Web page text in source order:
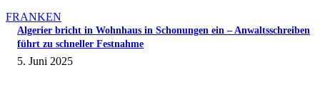
FRANKEN
Algerier bricht in Wohnhaus in Schonungen ein – Anwaltsschreiben
führt zu schneller Festnahme
5. Juni 2025